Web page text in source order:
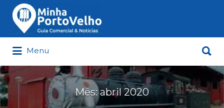
Minha Porto Velho – Seu Guia
Comercial e Notícias de Porto Velho
Buscar
por:
Menu
por:
Mês:abril 2020